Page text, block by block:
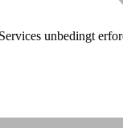
unbedingt